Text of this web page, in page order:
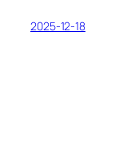
2025-12-18